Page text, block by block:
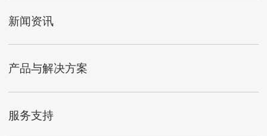
新闻资讯
产品与解决方案
服务支持